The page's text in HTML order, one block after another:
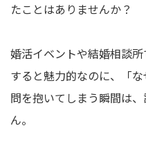
たことはありませんか？
婚活イベントや結婚相談
すると魅力的なのに、「
問を抱いてしまう瞬間は
ん。